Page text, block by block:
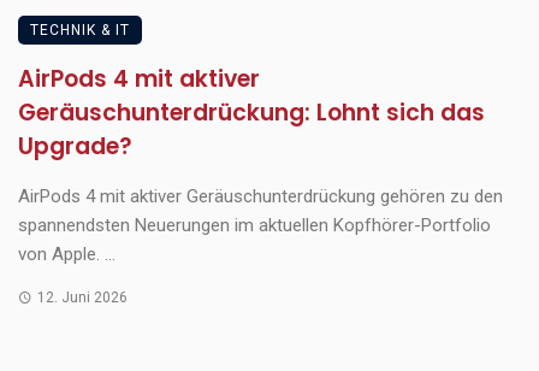
TECHNIK & IT
AirPods 4 mit aktiver
Geräuschunterdrückung: Lohnt sich das
Upgrade?
AirPods 4 mit aktiver Geräuschunterdrückung gehören zu den
spannendsten Neuerungen im aktuellen Kopfhörer-Portfolio
von Apple. ...
12. Juni 2026